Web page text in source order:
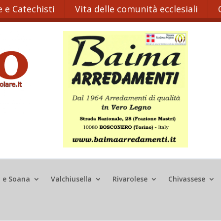
e Catechisti Vita delle comunità ecclesiali
e Soana Valchiusella Rivarolese Chivassese